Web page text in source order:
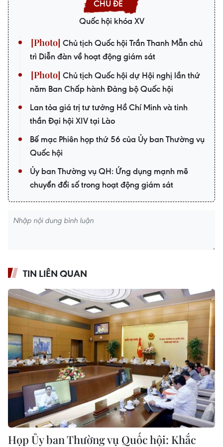
Quốc hội khóa XV
Chủ tịch Quốc hội Trần Thanh Mẫn chủ
trì Diễn đàn về hoạt động giám sát
Chủ tịch Quốc hội dự Hội nghị lần thứ
năm Ban Chấp hành Đảng bộ Quốc hội
Lan tỏa giá trị tư tưởng Hồ Chí Minh và tinh
thần Đại hội XIV tại Lào
Bế mạc Phiên họp thứ 56 của Ủy ban Thường vụ
Quốc hội
Ủy ban Thường vụ QH: Ứng dụng mạnh mẽ
chuyển đổi số trong hoạt động giám sát
TIN LIÊN QUAN
Họp Ủy ban Thường vụ Quốc hội: Khắc